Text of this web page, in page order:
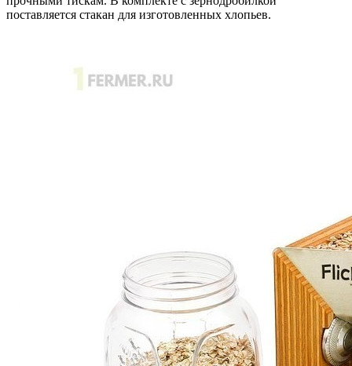
поставляется стакан для изготовленных хлопьев.